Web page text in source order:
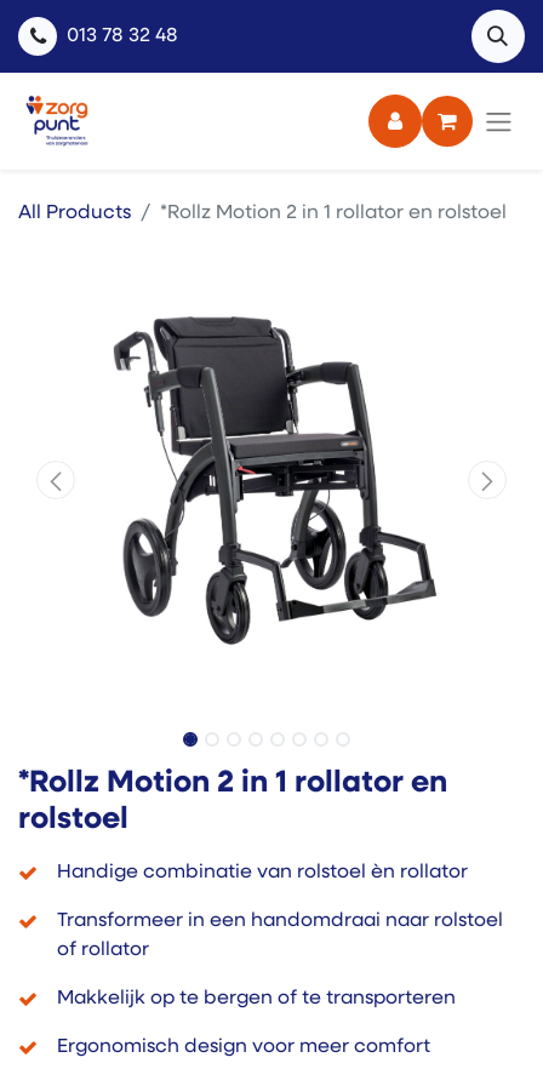
013 78 32 48
All Products *Rollz Motion 2 in 1 rollator en rolstoel
*Rollz Motion 2 in 1 rollator en
rolstoel
Handige combinatie van rolstoel èn rollator
Transformeer in een handomdraai naar rolstoel
of rollator
Makkelijk op te bergen of te transporteren
Ergonomisch design voor meer comfort